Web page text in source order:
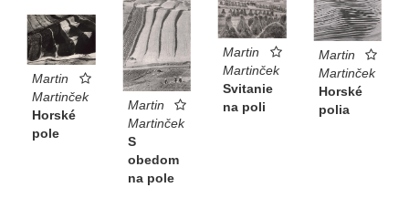
Martin
Martinček
Horské
polia
Martin
Martinček
Svitanie
na poli
Martin
Martinček
S
obedom
na pole
Martin
Martinček
Horské
pole